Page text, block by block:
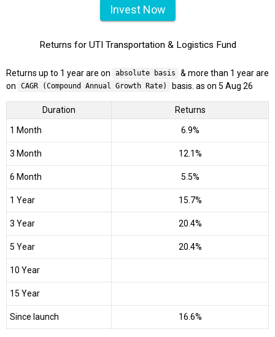
Invest Now
Returns for UTI Transportation & Logistics Fund
Returns up to 1 year are on absolute basis
& more than 1 year are
on
CAGR (Compound Annual Growth Rate) basis. as on 5 Aug 26
Duration Returns
1 Month 6.9%
3 Month 12.1%
6 Month 5.5%
1 Year 15.7%
3 Year 20.4%
5 Year 20.4%
10 Year
15 Year
Since launch 16.6%